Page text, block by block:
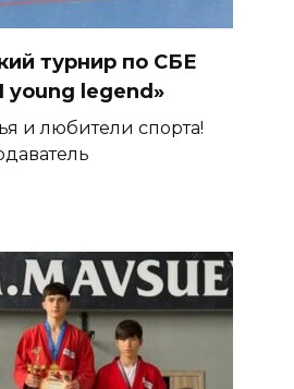
турнир по СБЕ
young legend»
и любители спорта!